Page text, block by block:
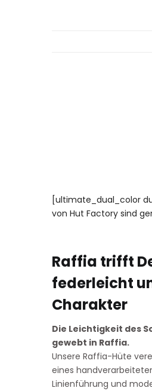
[ultimate_dual_color
von Hut Factory sind
Raffia trifft
federleicht
Charakter
Die Leichtigkeit des
gewebt in Raffia.
Unsere Raffia-Hüte
eines
Linienführung und